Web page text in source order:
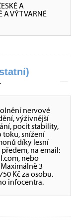
A
A VÝTVARNÉ
nervové
výživnější
pocit stability,
snížení
díky lesní
na email:
nebo
3
Kč za osobu.
infocentra.